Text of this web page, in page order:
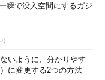
瞬で没入空間にするガジ
)
いように、分かりやす
に変更する2つの方法